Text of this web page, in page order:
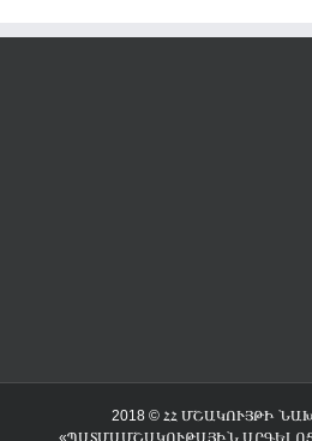
2018 © ՀՀ ՄՇԱԿՈՒՅԹԻ